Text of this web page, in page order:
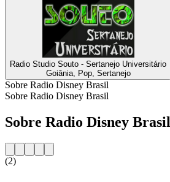
Radio Studio Souto - Sertanejo Universitário
Goiânia, Pop, Sertanejo
Sobre Radio Disney Brasil
Sobre Radio Disney Brasil
Sobre Radio Disney Brasil
(2)